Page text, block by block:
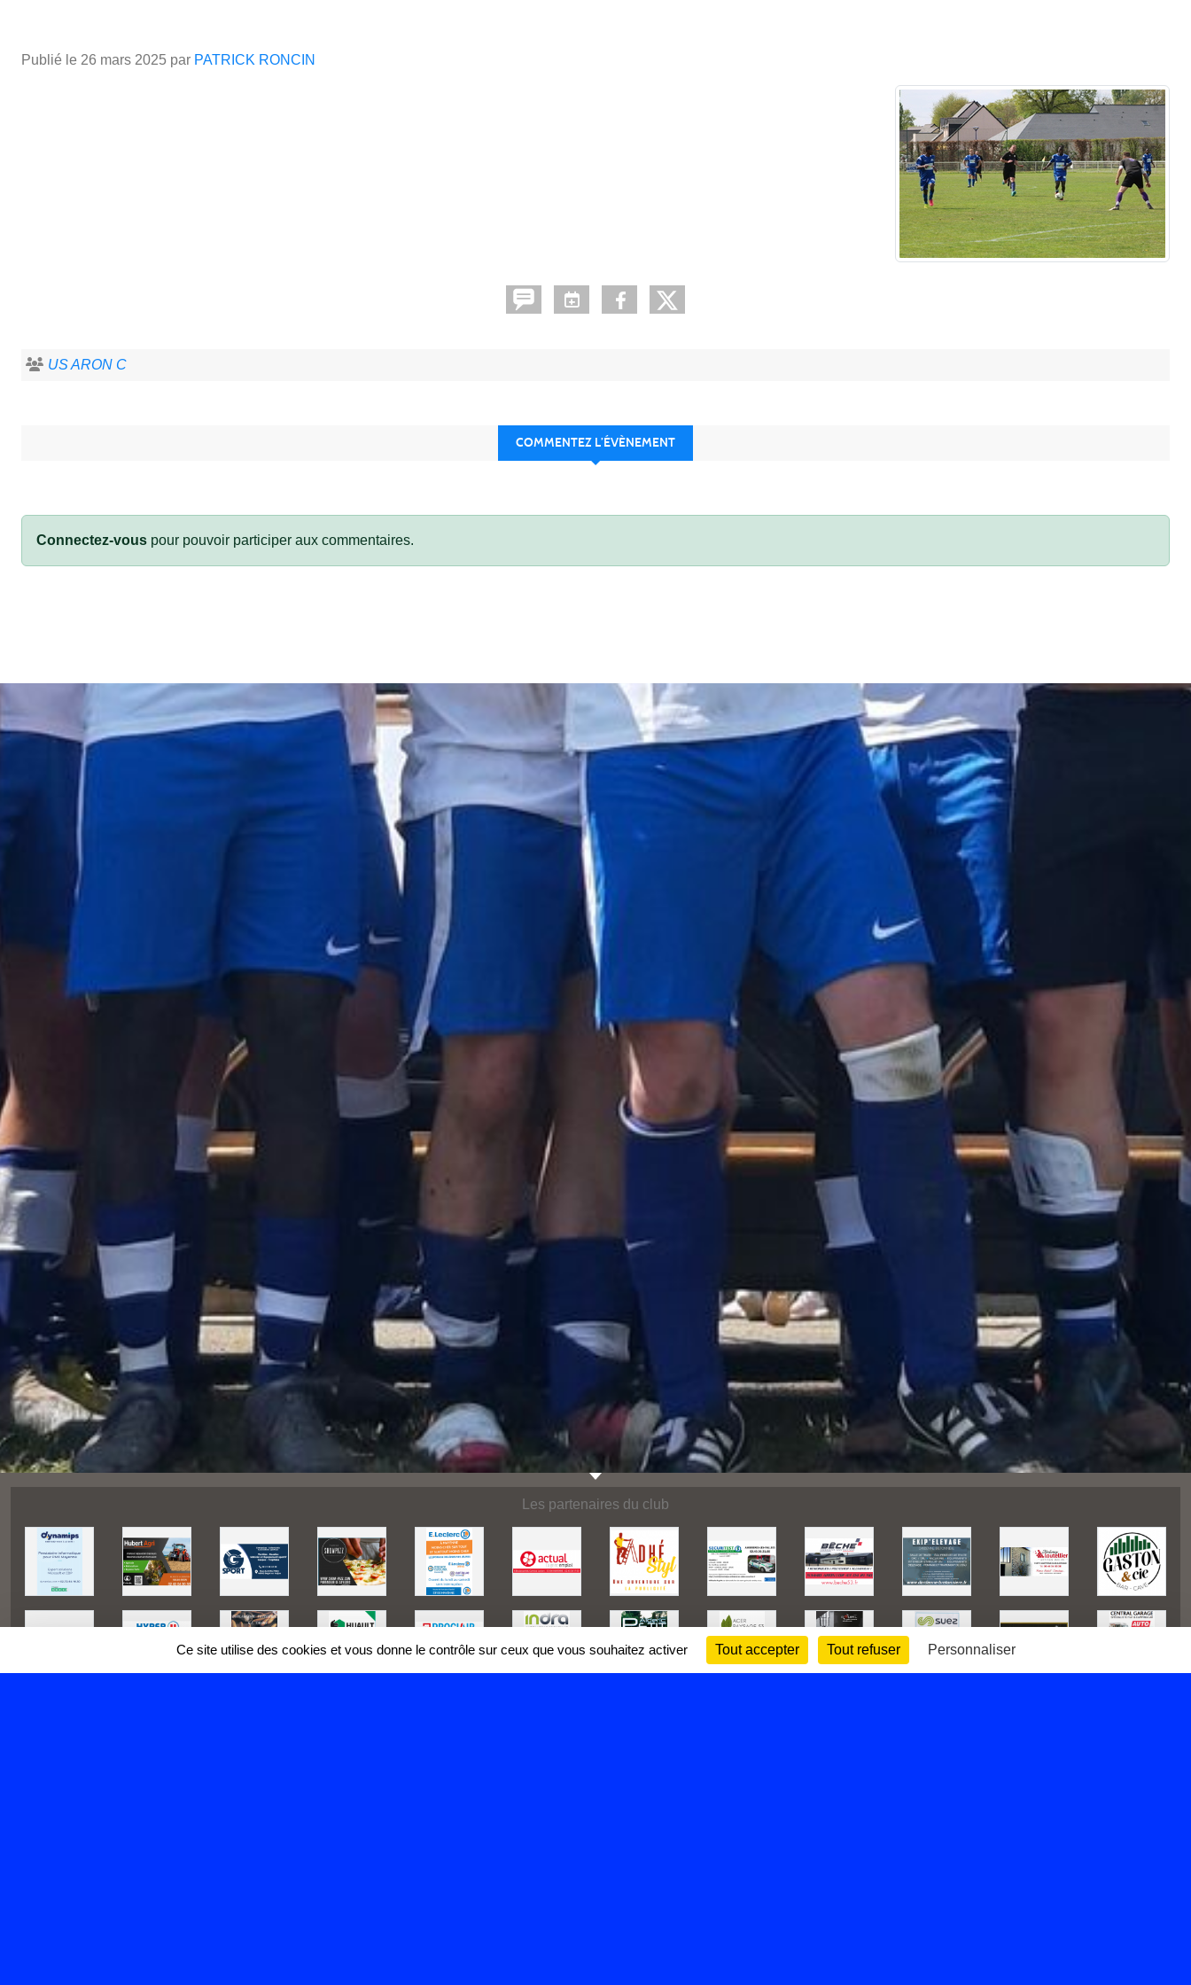
Publié le 26 mars 2025 par PATRICK RONCIN
US ARON C
COMMENTEZ L’ÉVÈNEMENT
Connectez-vous pour pouvoir participer aux commentaires.
Les partenaires du club
Ce site utilise des cookies et vous donne le contrôle sur ceux que vous souhaitez activer Tout accepter Tout refuser Personnaliser